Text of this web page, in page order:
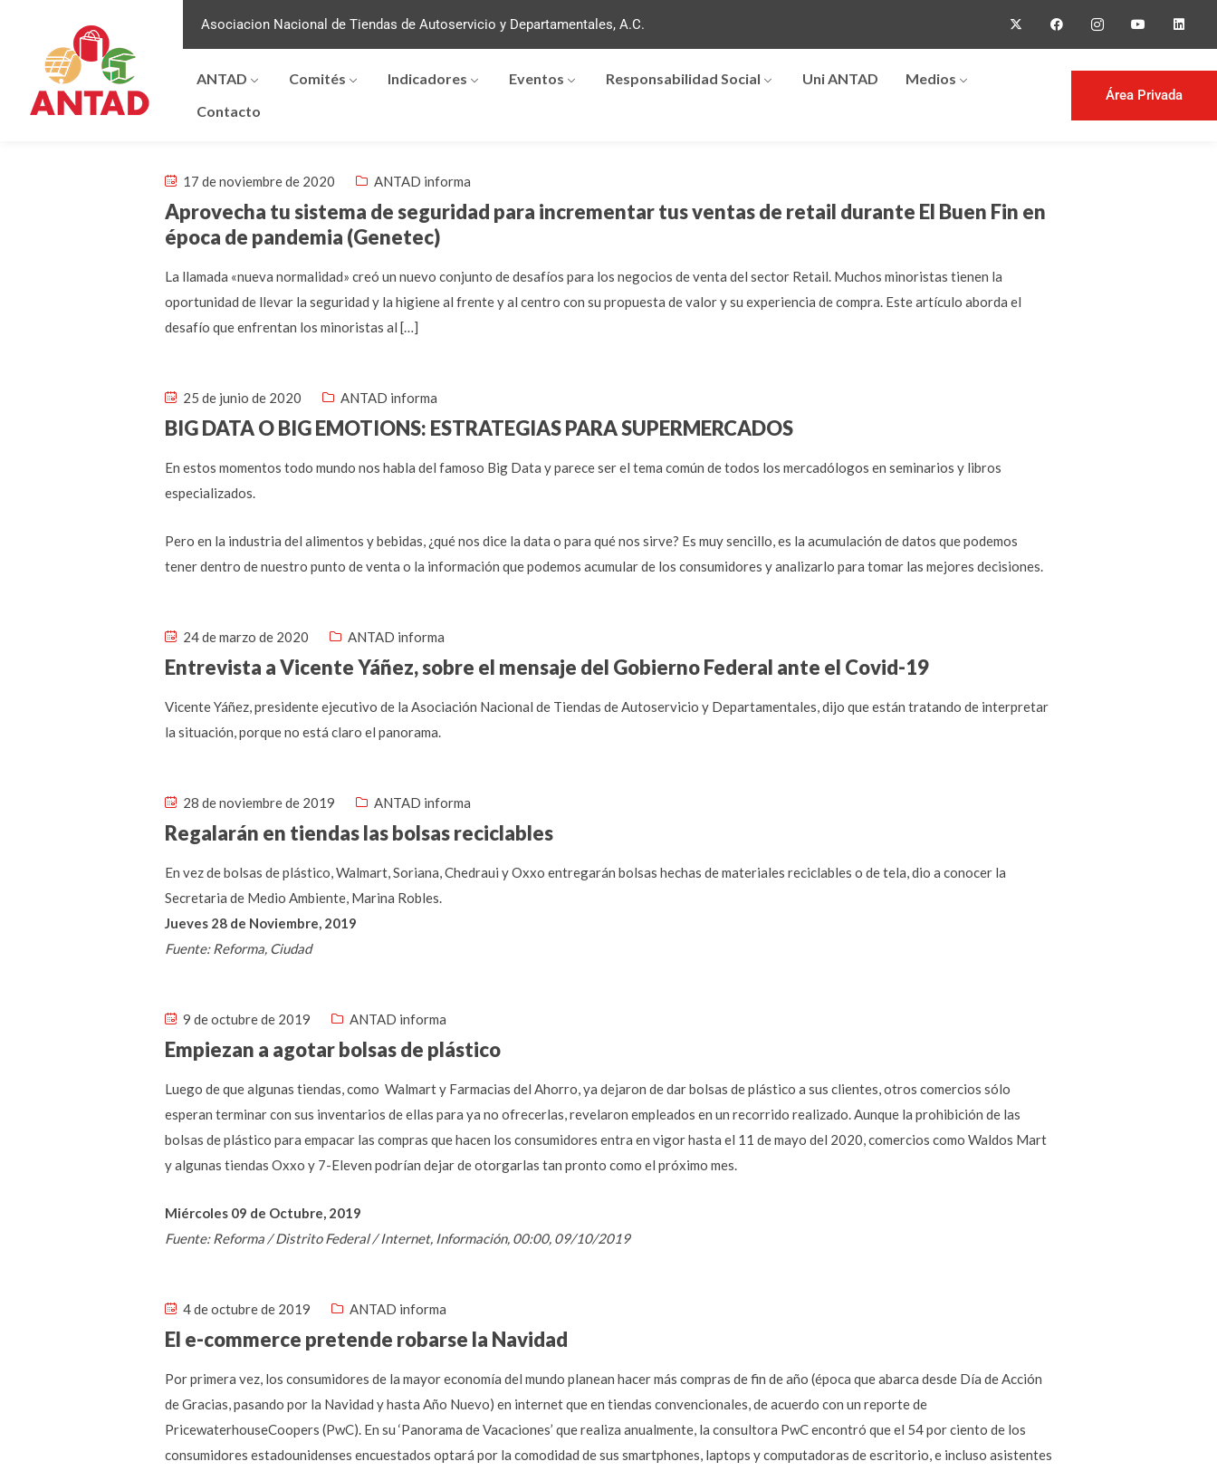
Asociacion Nacional de Tiendas de Autoservicio y Departamentales, A.C.
ANTAD Comités Indicadores Eventos Responsabilidad Social Uni ANTAD
Medios
Contacto
Área Privada
17 de noviembre de 2020 ANTAD informa
Aprovecha tu sistema de seguridad para incrementar tus ventas de retail durante El Buen Fin en
época de pandemia (Genetec)
La llamada «nueva normalidad» creó un nuevo conjunto de desafíos para los negocios de venta del sector Retail. Muchos minoristas tienen la
oportunidad de llevar la seguridad y la higiene al frente y al centro con su propuesta de valor y su experiencia de compra. Este artículo aborda el
desafío que enfrentan los minoristas al […]
25 de junio de 2020 ANTAD informa
BIG DATA O BIG EMOTIONS: ESTRATEGIAS PARA SUPERMERCADOS
En estos momentos todo mundo nos habla del famoso Big Data y parece ser el tema común de todos los mercadólogos en seminarios y libros
especializados.
Pero en la industria del alimentos y bebidas, ¿qué nos dice la data o para qué nos sirve? Es muy sencillo, es la acumulación de datos que podemos
tener dentro de nuestro punto de venta o la información que podemos acumular de los consumidores y analizarlo para tomar las mejores decisiones.
24 de marzo de 2020 ANTAD informa
Entrevista a Vicente Yáñez, sobre el mensaje del Gobierno Federal ante el Covid-19
Vicente Yáñez, presidente ejecutivo de la Asociación Nacional de Tiendas de Autoservicio y Departamentales, dijo que están tratando de interpretar
la situación, porque no está claro el panorama.
28 de noviembre de 2019 ANTAD informa
Regalarán en tiendas las bolsas reciclables
En vez de bolsas de plástico, Walmart, Soriana, Chedraui y Oxxo entregarán bolsas hechas de materiales reciclables o de tela, dio a conocer la
Secretaria de Medio Ambiente, Marina Robles.
Jueves 28 de Noviembre, 2019
Fuente: Reforma, Ciudad
9 de octubre de 2019 ANTAD informa
Empiezan a agotar bolsas de plástico
Luego de que algunas tiendas, como Walmart y Farmacias del Ahorro, ya dejaron de dar bolsas de plástico a sus clientes, otros comercios sólo
esperan terminar con sus inventarios de ellas para ya no ofrecerlas, revelaron empleados en un recorrido realizado. Aunque la prohibición de las
bolsas de plástico para empacar las compras que hacen los consumidores entra en vigor hasta el 11 de mayo del 2020, comercios como Waldos Mart
y algunas tiendas Oxxo y 7-Eleven podrían dejar de otorgarlas tan pronto como el próximo mes.
Miércoles 09 de Octubre, 2019
Fuente: Reforma / Distrito Federal / Internet, Información, 00:00, 09/10/2019
4 de octubre de 2019 ANTAD informa
El e-commerce pretende robarse la Navidad
Por primera vez, los consumidores de la mayor economía del mundo planean hacer más compras de fin de año (época que abarca desde Día de Acción
de Gracias, pasando por la Navidad y hasta Año Nuevo) en internet que en tiendas convencionales, de acuerdo con un reporte de
PricewaterhouseCoopers (PwC). En su ‘Panorama de Vacaciones’ que realiza anualmente, la consultora PwC encontró que el 54 por ciento de los
consumidores estadounidenses encuestados optará por la comodidad de sus smartphones, laptops y computadoras de escritorio, e incluso asistentes